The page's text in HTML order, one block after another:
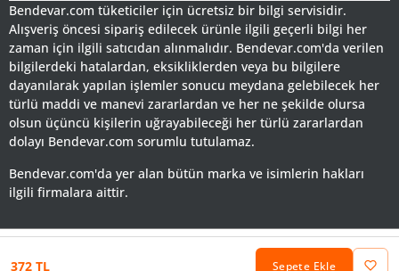
372 TL Sepete Ekle
Bendevar.com tüketiciler için ücretsiz bir bilgi servisidir.
Alışveriş öncesi sipariş edilecek ürünle ilgili geçerli bilgi her
zaman için ilgili satıcıdan alınmalıdır. Bendevar.com'da verilen
bilgilerdeki hatalardan, eksikliklerden veya bu bilgilere
dayanılarak yapılan işlemler sonucu meydana gelebilecek her
türlü maddi ve manevi zararlardan ve her ne şekilde olursa
olsun üçüncü kişilerin uğrayabileceği her türlü zararlardan
dolayı Bendevar.com sorumlu tutulamaz.
Bendevar.com'da yer alan bütün marka ve isimlerin hakları
ilgili firmalara aittir.